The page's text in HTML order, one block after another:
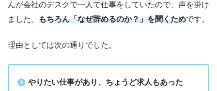
んが会社のデスクで一人で仕事をしていたので、声を掛け
ました。 もちろん「なぜ辞めるのか？」を聞くためです。
理由としては次の通りでした。
やりたい仕事があり、ちょうど求人もあった